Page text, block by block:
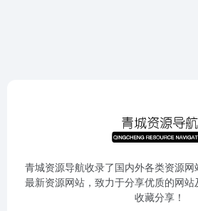
青城资源导航收录了国内外各类资源
最新资源网站，致力于分享优质的网
收藏分享！